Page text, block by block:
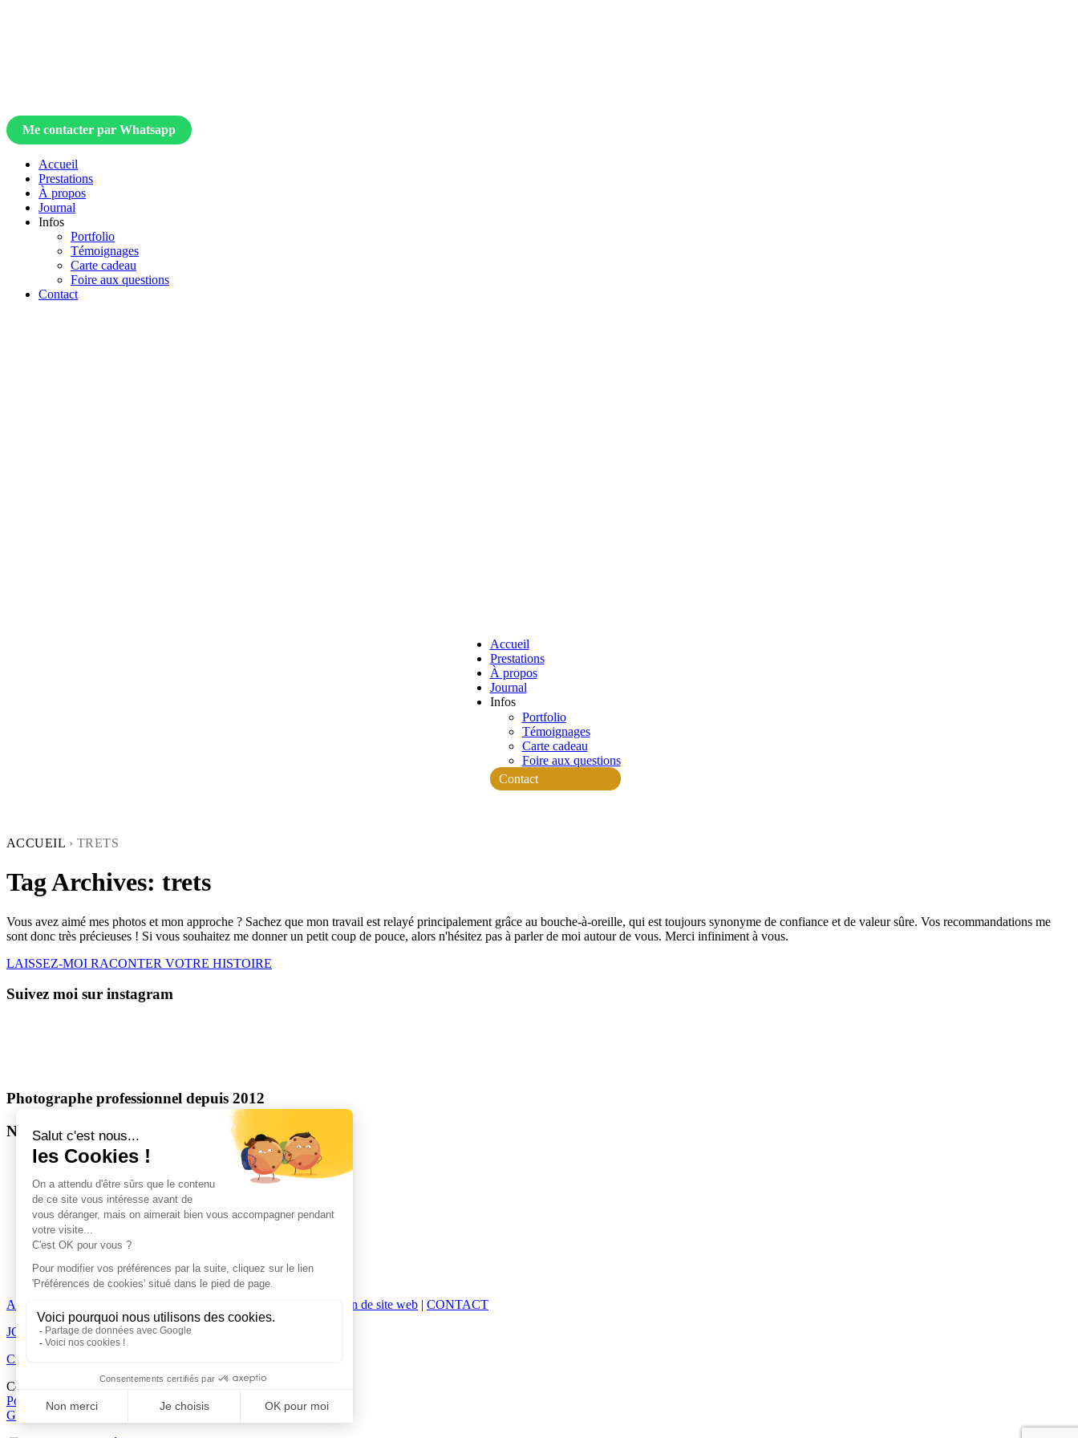
Me contacter par Whatsapp
Accueil
Prestations
À propos
Journal
Infos
Portfolio
Témoignages
Carte cadeau
Foire aux questions
Contact
Accueil
Prestations
À propos
Journal
Infos
Portfolio
Témoignages
Carte cadeau
Foire aux questions
Contact
ACCUEIL › TRETS
Tag Archives: trets
Vous avez aimé mes photos et mon approche ? Sachez que mon travail est relayé principalement grâce au bouche-à-oreille, qui est toujours synonyme de confiance et de valeur sûre. Vos recommandations me
sont donc très précieuses ! Si vous souhaitez me donner un petit coup de pouce, alors n'hésitez pas à parler de moi autour de vous. Merci infiniment à vous.
LAISSEZ-MOI RACONTER VOTRE HISTOIRE
Suivez moi sur instagram
Photographe professionnel depuis 2012
Nantes, Loire-Atlantique, Pays de la Loire
Couple
Grossesse
/
Naissance
/
Mariage
Famille
ACCUEIL
Création de site web | CONTACT
JOURNAL|A PROPOS|PORTFOLIO
Création de sites web
Ce site est protégé par reCAPTCHA et Google
Politique de confidentialité
Conditions d'utilisation
Gestion des cookies